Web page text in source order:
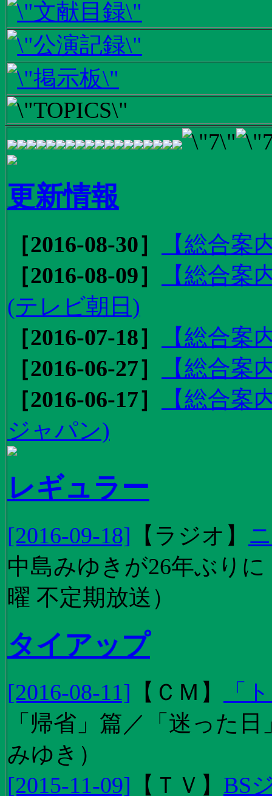
更新情報
［2016-08-30］
【総合
［2016-08-09］
【総合
(テレビ朝日)
［2016-07-18］
【総合案
［2016-06-27］
【総合案
［2016-06-17］
【総合
ジャパン)
レギュラー
[2016-09-18] 【 ラジオ 】
中島みゆきが26年ぶり
曜 不定期放送）
タイアップ
[2016-08-11] 【 ＣＭ 】
「
「帰省」篇／「迷った
みゆき）
[2015-11-09] 【 ＴＶ 】 BS